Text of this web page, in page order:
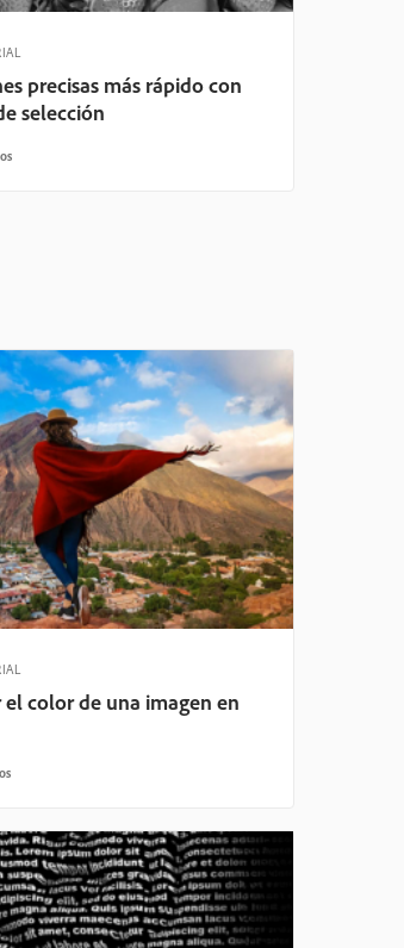
precisas más rápido con
selección
color de una imagen en